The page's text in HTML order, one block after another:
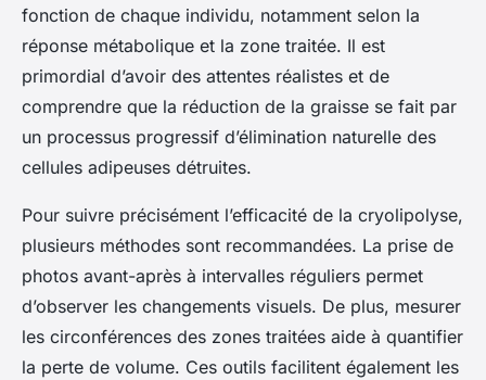
fonction de chaque individu, notamment selon la
réponse métabolique et la zone traitée. Il est
primordial d’avoir des attentes réalistes et de
comprendre que la réduction de la graisse se fait par
un processus progressif d’élimination naturelle des
cellules adipeuses détruites.
Pour suivre précisément l’efficacité de la cryolipolyse,
plusieurs méthodes sont recommandées. La prise de
photos avant-après à intervalles réguliers permet
d’observer les changements visuels. De plus, mesurer
les circonférences des zones traitées aide à quantifier
la perte de volume. Ces outils facilitent également les